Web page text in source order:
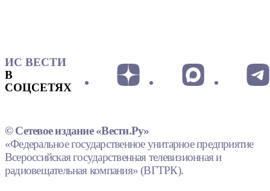
ИС ВЕСТИ
В
СОЦСЕТЯХ
© Сетевое издание «Вести.Ру»
«Федеральное государственное унитарное предприятие
Всероссийская государственная телевизионная и
радиовещательная компания» (ВГТРК).